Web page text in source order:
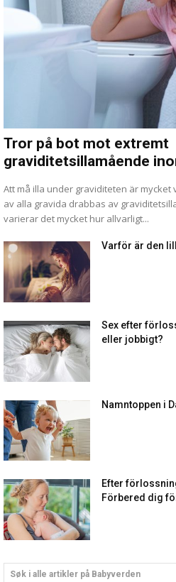
Tror på bot mot extremt
graviditetsillamående
Att må illa under graviditeten är mycket
av alla gravida drabbas av
varierar det mycket hur allvarligt...
Varför är den
Sex efter
eller jobbigt?
Namntoppen i
Efter
Förbered dig
Søk i alle artikler på Babyverden